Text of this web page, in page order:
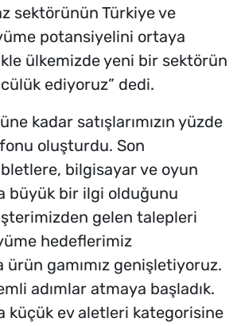
sektörünün Türkiye ve
potansiyelini ortaya
ülkemizde yeni bir sektörün
ediyoruz” dedi.
kadar satışlarımızın yüzde
oluşturdu. Son
bilgisayar ve oyun
büyük bir ilgi olduğunu
gelen talepleri
hedeflerimiz
gamımız genişletiyoruz.
adımlar atmaya başladık.
küçük ev aletleri kategorisine